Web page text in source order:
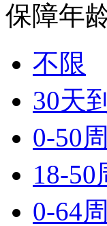
保障年
不限
30天
0-50
18-50
0-64